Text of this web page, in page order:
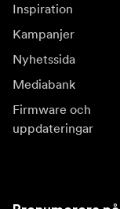
Inspiration
Kampanjer
Nyhetssida
Mediabank
Firmware och
uppdateringar